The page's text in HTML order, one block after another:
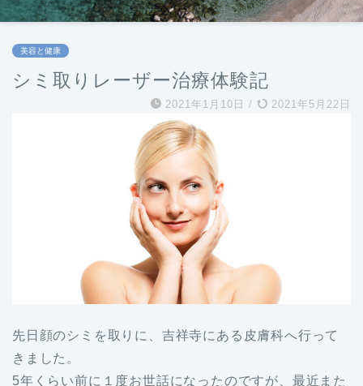
美容と健康
シミ取りレーザー治療体験記
2021年1月10日 / 2021年5月22日
先日顔のシミを取りに、吉祥寺にある皮膚科へ行って
きました。
5年くらい前に１度お世話になったのですが、最近また